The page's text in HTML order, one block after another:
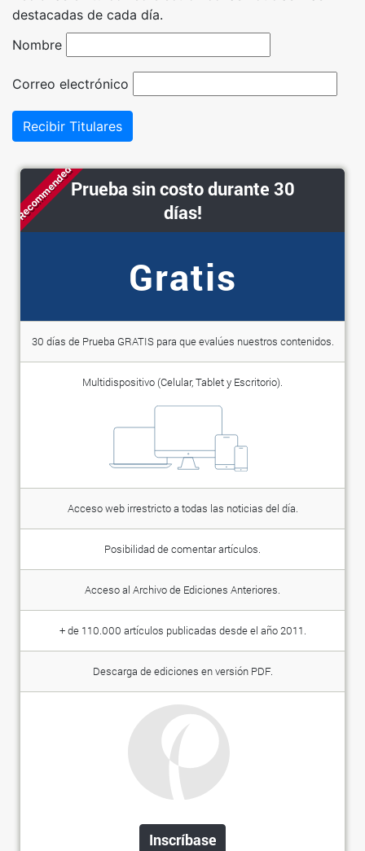
destacadas de cada día.
Nombre
Correo electrónico
Recibir Titulares
RecommendedPrueba sin costo durante 30
días!
Gratis
30 días de Prueba GRATIS para que evalúes nuestros contenidos.
Multidispositivo (Celular, Tablet y Escritorio).
Acceso web irrestricto a todas las noticias del día.
Posibilidad de comentar artículos.
Acceso al Archivo de Ediciones Anteriores.
+ de 110.000 artículos publicadas desde el año 2011.
Descarga de ediciones en versión PDF.
Inscríbase